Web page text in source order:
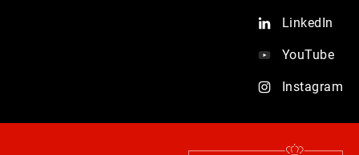
LinkedIn
YouTube
Instagram